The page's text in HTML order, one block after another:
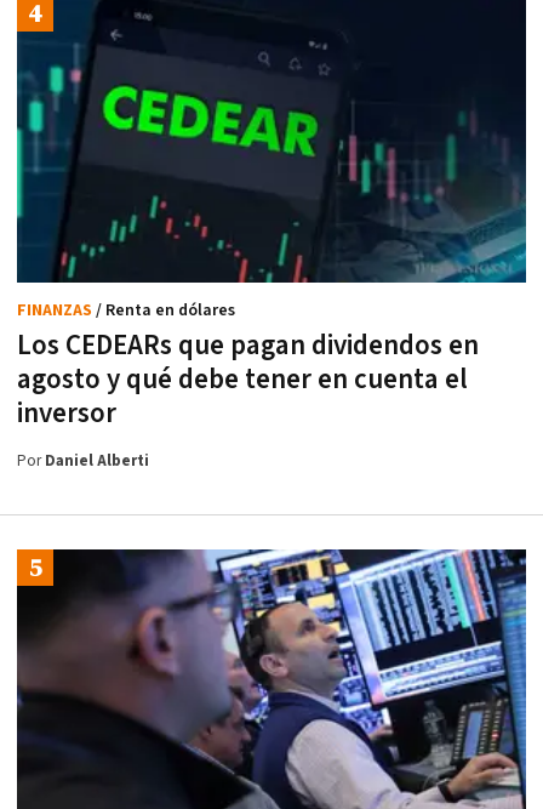
Los CEDEARs que pagan dividendos en
agosto y qué debe tener en cuenta el
inversor
FINANZAS / Renta en dólares
PorDaniel Alberti